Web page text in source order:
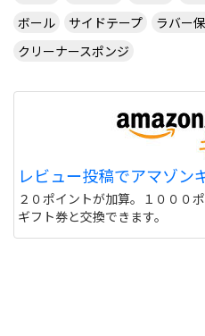
ボール
サイドテープ ラバー
クリーナースポンジ
レビュー投稿でアマゾン
２０ポイントが加算。１０００
ギフト券と交換できます。